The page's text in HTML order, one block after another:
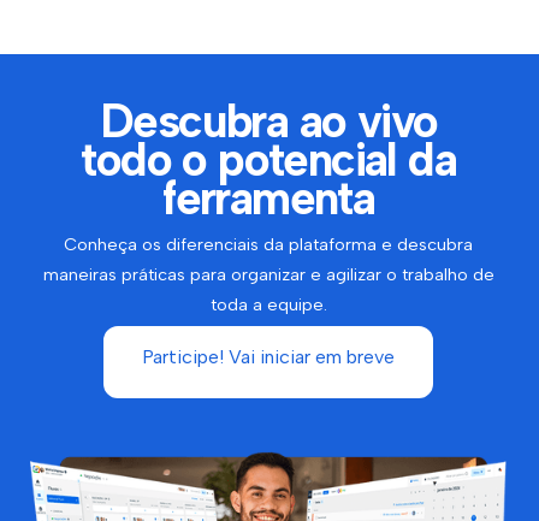
Descubra ao vivo
todo o potencial da
ferramenta
Conheça os diferenciais da plataforma e descubra
maneiras práticas para organizar e agilizar o trabalho de
toda a equipe.
Participe! Vai iniciar em breve